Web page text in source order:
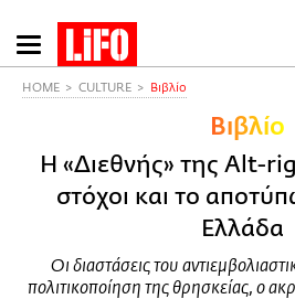
Παράκαμψη
προς
HOME CULTURE Βιβλίο
Βιβλίο
H «Διεθνής» της Alt-
στόχοι και το
Ελλάδα
Οι διαστάσεις του
πολιτικοποίηση της θρησκείας, ο